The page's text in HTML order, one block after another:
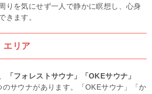
りを気にせず一人で静かに瞑想し、心身
きます。
エリア
「フォレストサウナ」
「OKEサウナ」
のサウナがあります。「OKEサウナ」「か